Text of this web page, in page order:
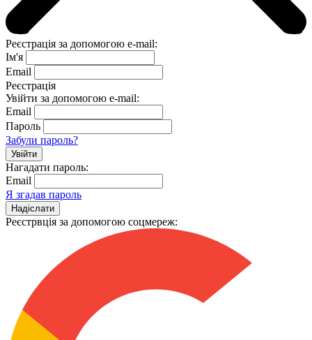
Реєстрація за допомогою e-mail:
Ім'я
Email
Реєстрація
Увійти за допомогою e-mail:
Email
Пароль
Забули пароль?
Нагадати пароль:
Email
Я згадав пароль
Реєстрвція за допомогою соцмереж: